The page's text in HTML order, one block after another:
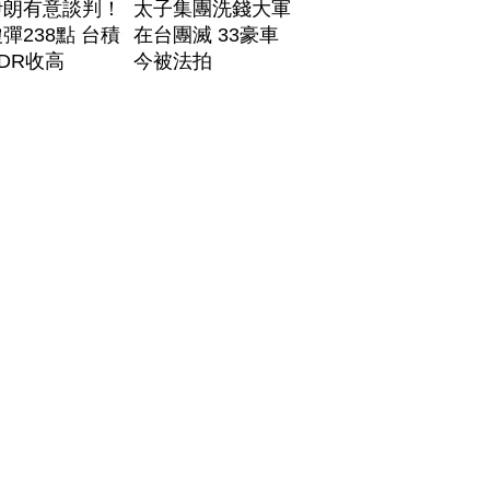
有意談判！
238點 台積
收高
太子集團洗錢大軍
在台團滅 33豪車
今被法拍